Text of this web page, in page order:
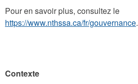
Pour en savoir plus, consultez le
https://www.nthssa.ca/fr/gouvernance.
Contexte